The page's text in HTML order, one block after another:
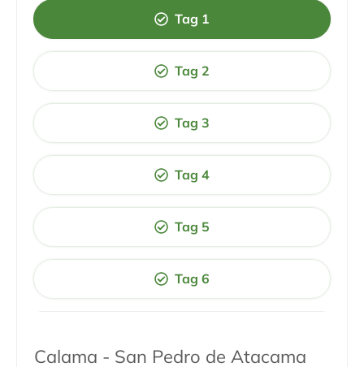
Tag 1
Tag 2
Tag 3
Tag 4
Tag 5
Tag 6
Calama - San Pedro de Atacama